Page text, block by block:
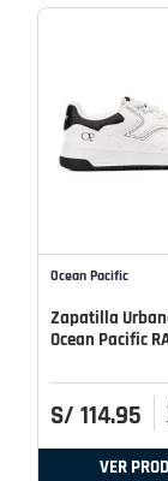
Ocean Pacific
Zapatilla
Ocean Pacific
S/ 114.95
VER